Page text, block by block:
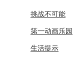
挑战不可能
第一动画乐园
生活提示